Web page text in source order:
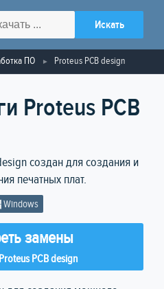
ПО Proteus PCB design
Proteus PCB
создан для создания и
печатных плат.
Windows
замены
PCB design